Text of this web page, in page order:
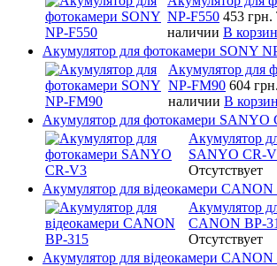
NP-F550 453 грн.
наличии В
Акумулятор для фотокамери SONY
Акумулятор для
NP-FM90 604 грн.
наличии В
Акумулятор для фотокамери SANYO
Акумулятор
SANYO CR-
Отсутствует
Акумулятор для відеокамери CANON
Акумулятор
CANON BP-
Отсутствует
Акумулятор для відеокамери CANON